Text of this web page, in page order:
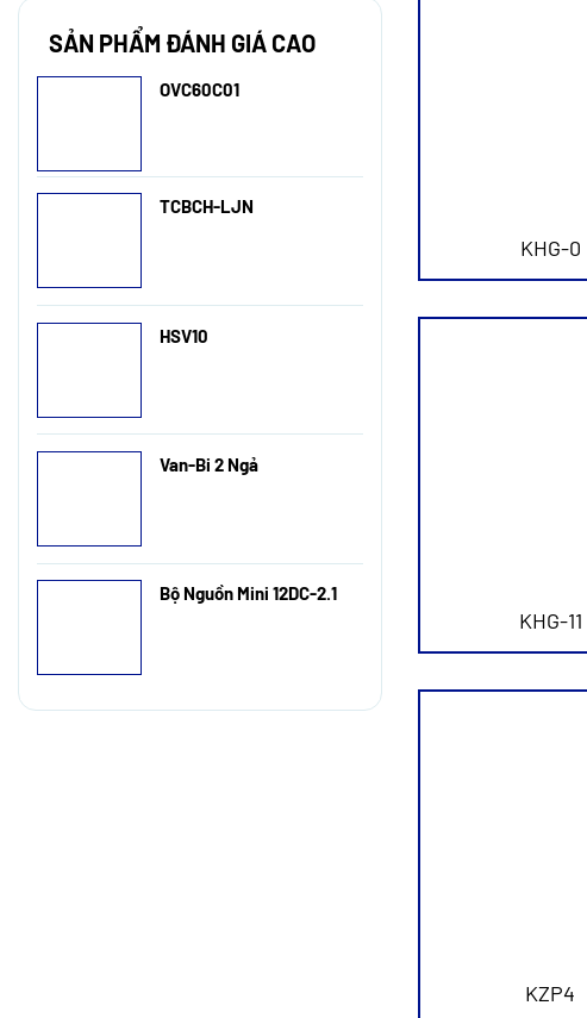
SẢN PHẨM ĐÁNH GIÁ CAO
OVC60C01
TCBCH-LJN
HSV10
Van-Bi 2 Ngả
Bộ Nguồn Mini 12DC-2.1
KHG-0
KHG-11
KZP4